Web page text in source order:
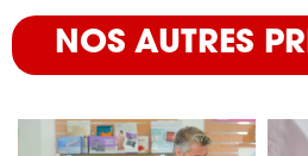
NOS AUTRES